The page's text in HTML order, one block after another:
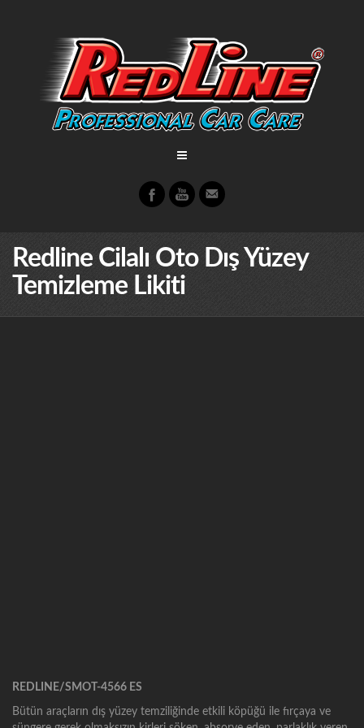
Redline Cilalı Oto Dış Yüzey
Temizleme Likiti
REDLINE/SMOT-4566 ES
Bütün araçların dış yüzey temziliğinde etkili köpüğü ile fırçaya ve